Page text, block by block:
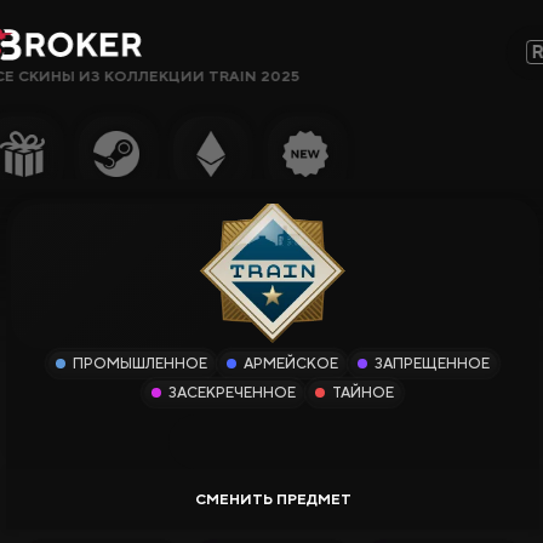
Сайты, Режимы, Бонусы или Ключевые Слова…
Гемблинг
СКИНЫ ИЗ КОЛЛЕКЦИИ TRAIN 2025
ПРОМЫШЛЕННОЕ АРМЕЙСКОЕ
ЗАПРЕЩЕННОЕ
ЗАСЕКРЕЧЕННОЕ
ТАЙНОЕ